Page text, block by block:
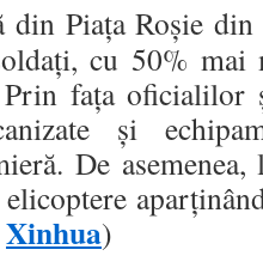
din Piața Roșie
cu 50%
fața
și
De
Xinhua)